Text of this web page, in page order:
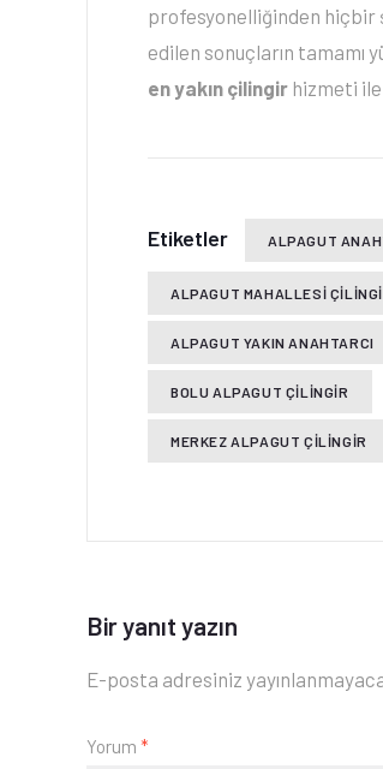
profesyonelliğinden hiçbir
edilen sonuçların tamamı
en yakın çilingir hizmeti
Etiketler ALPAGUT
ALPAGUT MAHALLESI
ALPAGUT YAKIN ANAHTARCI
BOLU ALPAGUT ÇILINGIR
MERKEZ ALPAGUT ÇILINGIR
Bir yanıt yazın
E-posta adresiniz
Yorum *